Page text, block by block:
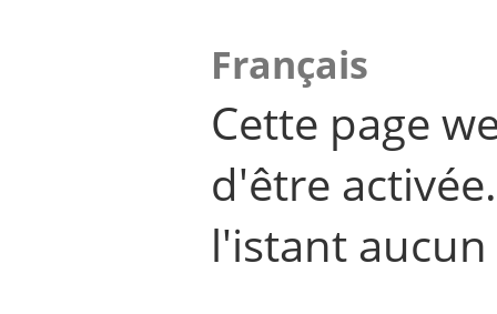
Français
Cette page
d'être
l'istant